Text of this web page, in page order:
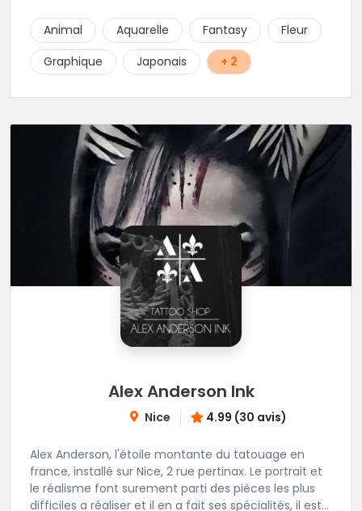
On vient de très loin pour se faire tatouer par cette
artiste ! N'hésitez pas à la contacter par téléphone:
0648079720 ou messages sur Instagram ou
Facebook.
Animal Aquarelle Fantasy
Fleur
Graphique
Japonais + 2
Alex Anderson Ink
Nice 4.99 (30 avis)
Alex Anderson, l'étoile montante du tatouage en
france, installé sur Nice, 2 rue pertinax. Le portrait et
le réalisme font surement parti des pièces les plus
difficiles a réaliser et il en a fait ses spécialités, il est